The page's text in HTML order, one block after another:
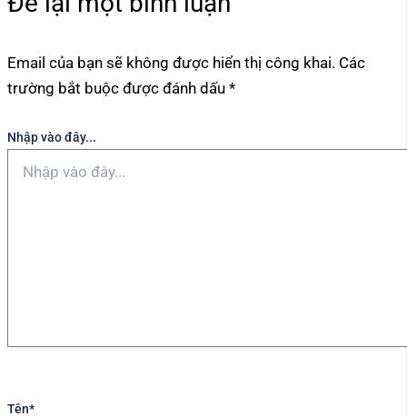
Email của bạn sẽ không được hiển thị công khai. Các
trường bắt buộc được đánh dấu *
Nhập vào đây...
Tên*